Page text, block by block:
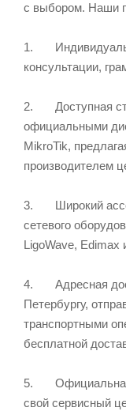
с выбором. Наши
1.
консультации,
2. Доступная
официальными
MikroTik,
производителем
3. Широкий
сетевого
LigoWave, Edimax
4. Адресная
Петербургу,
транспортными
бесплатной
5. Официальная
свой сервисный